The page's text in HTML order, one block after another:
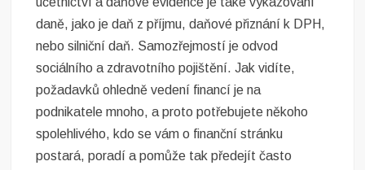
daně, jako je daň z příjmu, daňové přiznání k DPH,
nebo silniční daň. Samozřejmostí je odvod
sociálního a zdravotního pojištění. Jak vidíte,
požadavků ohledně vedení financí je na
podnikatele mnoho, a proto potřebujete někoho
spolehlivého, kdo se vám o finanční stránku
postará, poradí a pomůže tak předejít často